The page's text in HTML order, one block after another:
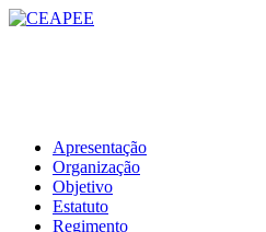
Apresentação
Organização
Objetivo
Estatuto
Regimento